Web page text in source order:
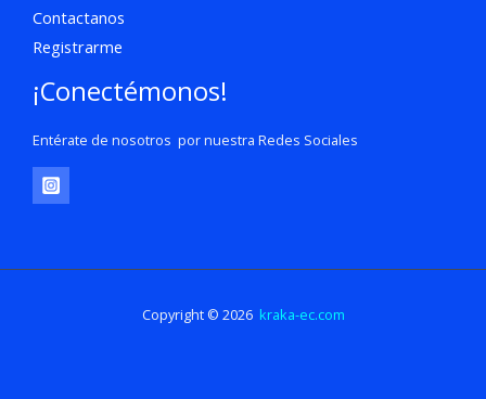
Contactanos
Registrarme
¡Conectémonos!
Entérate de nosotros por nuestra Redes Sociales
Copyright © 2026 kraka-ec.com